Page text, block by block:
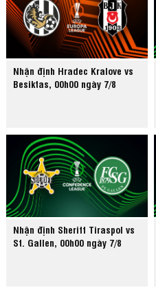
Nhận định Hradec Kralove vs
Besiktas, 00h00 ngày 7/8
Nhận định Sheriff Tiraspol vs
St. Gallen, 00h00 ngày 7/8